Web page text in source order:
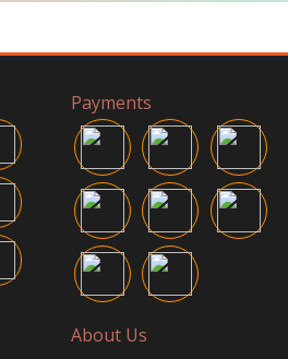
Payments
About Us